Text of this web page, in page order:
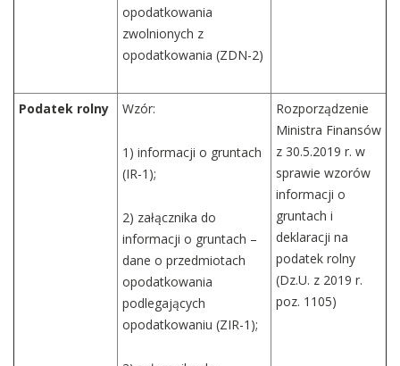
opodatkowania
zwolnionych z
opodatkowania (ZDN-2)
Podatek rolny Wzór:
1) informacji o gruntach
(IR-1);
2) załącznika do
informacji o gruntach –
dane o przedmiotach
opodatkowania
podlegających
opodatkowaniu (ZIR-1);
Rozporządzenie
Ministra Finansów
z 30.5.2019 r. w
sprawie wzorów
informacji o
gruntach i
deklaracji na
podatek rolny
(Dz.U. z 2019 r.
poz. 1105)